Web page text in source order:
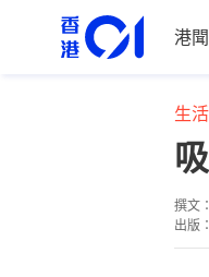
港聞
生活
撰文：
出版：